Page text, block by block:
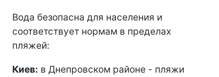
Вода безопасна для населения и
соответствует нормам в пределах
пляжей:
Киев: в Днепровском районе - пляжи